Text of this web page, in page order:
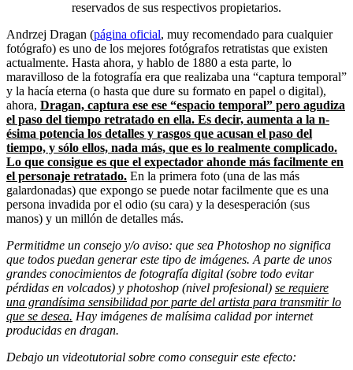
reservados de sus respectivos propietarios.
Andrzej Dragan (página oficial, muy recomendado para cualquier
fotógrafo) es uno de los mejores fotógrafos retratistas que existen
actualmente. Hasta ahora, y hablo de 1880 a esta parte, lo
maravilloso de la fotografía era que realizaba una “captura temporal”
y la hacía eterna (o hasta que dure su formato en papel o digital),
ahora, Dragan, captura ese ese “espacio temporal” pero agudiza
el paso del tiempo retratado en ella. Es decir, aumenta a la n-
ésima potencia los detalles y rasgos que acusan el paso del
tiempo, y sólo ellos, nada más, que es lo realmente complicado.
Lo que consigue es que el expectador ahonde más facilmente en
el personaje retratado. En la primera foto (una de las más
galardonadas) que expongo se puede notar facilmente que es una
persona invadida por el odio (su cara) y la desesperación (sus
manos) y un millón de detalles más.
Permitidme un consejo y/o aviso: que sea Photoshop no significa
que todos puedan generar este tipo de imágenes. A parte de unos
grandes conocimientos de fotografía digital (sobre todo evitar
pérdidas en volcados) y photoshop (nivel profesional) se requiere
una grandísima sensibilidad por parte del artista para transmitir lo
que se desea. Hay imágenes de malísima calidad por internet
producidas en dragan.
Debajo un videotutorial sobre como conseguir este efecto: